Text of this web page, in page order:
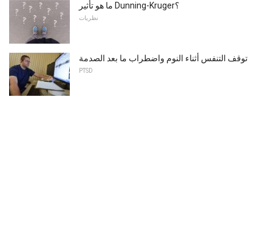
ما هو تأثير Dunning-Kruger؟
نظريات
توقف التنفس أثناء النوم واضطراب ما بعد الصدمة
PTSD